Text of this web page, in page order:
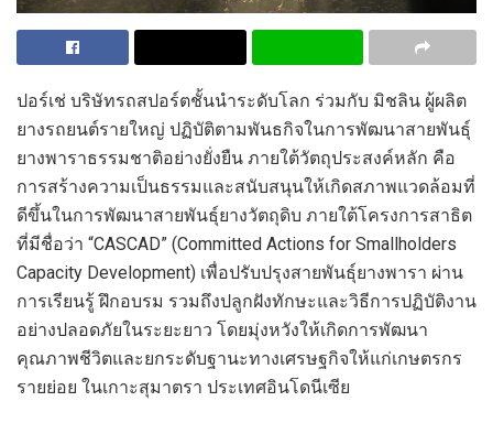
ปอร์เช่ บริษัทรถสปอร์ตชั้นนำระดับโลก ร่วมกับ มิชลิน ผู้ผลิต
ยางรถยนต์รายใหญ่ ปฏิบัติตามพันธกิจในการพัฒนาสายพันธุ์
ยางพาราธรรมชาติอย่างยั่งยืน ภายใต้วัตถุประสงค์หลัก คือ
การสร้างความเป็นธรรมและสนับสนุนให้เกิดสภาพแวดล้อมที่
ดีขึ้นในการพัฒนาสายพันธุ์ยางวัตถุดิบ ภายใต้โครงการสาธิต
ที่มีชื่อว่า “CASCAD” (Committed Actions for Smallholders
Capacity Development) เพื่อปรับปรุงสายพันธุ์ยางพารา ผ่าน
การเรียนรู้ ฝึกอบรม รวมถึงปลูกฝังทักษะและวิธีการปฏิบัติงาน
อย่างปลอดภัยในระยะยาว โดยมุ่งหวังให้เกิดการพัฒนา
คุณภาพชีวิตและยกระดับฐานะทางเศรษฐกิจให้แก่เกษตรกร
รายย่อย ในเกาะสุมาตรา ประเทศอินโดนีเซีย